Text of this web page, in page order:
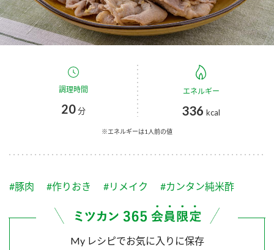
つゆ たれ
スープ
炊き込みご飯の素 米飯用調味液
くらしプラ酢
カンタン酢
かおりの蔵
納豆のサイト
三ツ判山吹
国内事業概要
ミツカングループについて
企業理念
ミツカンを知る
環境への取り組み
お客様相談センター
お客様の声をいかしました
販売終了製品のご案内
調理時間
20分
エネルギー
336 kcal
※エネルギーは1人前の値
#豚肉 #作りおき #リメイク #カンタン純米酢
My レシピでお気に入りに保存